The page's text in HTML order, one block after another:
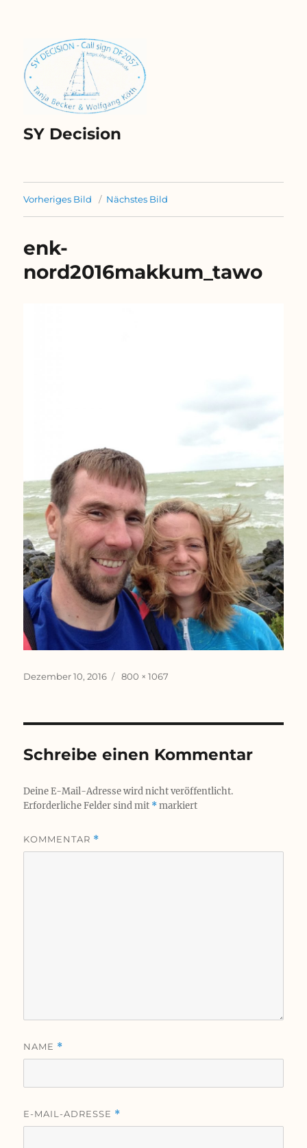
SY Decision
Vorheriges Bild Nächstes Bild
enk-
nord2016makkum_tawo
Veröffentlicht
Dezember 10, 2016 Originalgröße
800 × 1067
Schreibe einen Kommentar
Deine E-Mail-Adresse wird nicht veröffentlicht.
Erforderliche Felder sind mit *markiert
KOMMENTAR *
NAME *
E-MAIL-ADRESSE *